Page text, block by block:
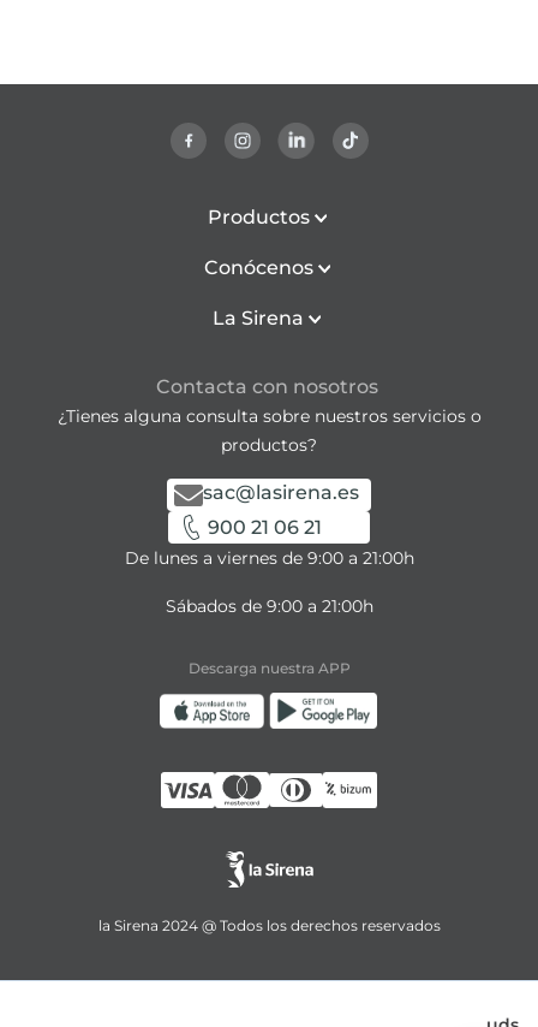
Productos
Conócenos
La Sirena
Contacta con nosotros
¿Tienes alguna consulta sobre nuestros servicios o
productos?
sac@lasirena.es
900 21 06 21
De lunes a viernes de 9:00 a 21:00h
Sábados de 9:00 a 21:00h
Descarga nuestra APP
la Sirena 2024 @ Todos los derechos reservados